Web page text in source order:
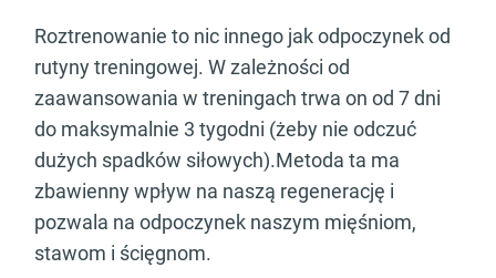
Roztrenowanie to nic innego jak odpoczynek od
rutyny treningowej. W zależności od
zaawansowania w treningach trwa on od 7 dni
do maksymalnie 3 tygodni (żeby nie odczuć
dużych spadków siłowych).Metoda ta ma
zbawienny wpływ na naszą regenerację i
pozwala na odpoczynek naszym mięśniom,
stawom i ścięgnom.